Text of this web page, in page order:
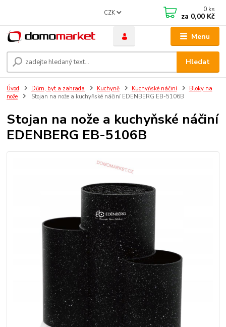
Menu
CZK
Hledat
0 ks
za 0,00 Kč
Úvod Dům, byt a zahrada Kuchyně Kuchyňské náčiní
Bloky na
nože
Stojan na nože a kuchyňské náčiní EDENBERG EB-5106B
Stojan na nože a kuchyňské náčiní
EDENBERG EB-5106B